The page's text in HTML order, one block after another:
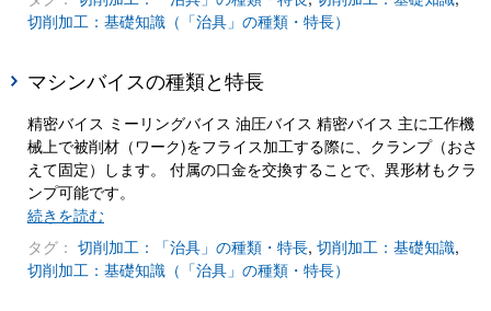
切削加工：基礎知識（「治具」の種類・特長）
マシンバイスの種類と特長
精密バイス ミーリングバイス 油圧バイス 精密バイス 主に工作機
械上で被削材（ワーク)をフライス加工する際に、クランプ（おさ
えて固定）します。 付属の口金を交換することで、異形材もクラ
ンプ可能です。
続きを読む
タグ： 切削加工：「治具」の種類・特長, 切削加工：基礎知識,
切削加工：基礎知識（「治具」の種類・特長）